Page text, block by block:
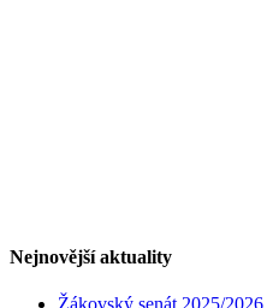
Nejnovější aktuality